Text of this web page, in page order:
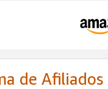
de Afiliados